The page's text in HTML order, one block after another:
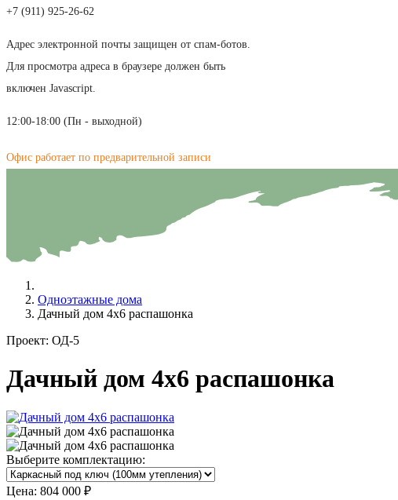
+7 (911) 925-26-62
Адрес электронной почты защищен от спам-ботов.
Для просмотра адреса в браузере должен быть
включен Javascript.
12:00-18:00 (Пн - выходной)
Офис работает по предварительной записи
Одноэтажные дома
Дачный дом 4х6 распашонка
Проект: ОД-5
Дачный дом 4х6 распашонка
Выберите комплектацию:
Цена: 804 000 ₽